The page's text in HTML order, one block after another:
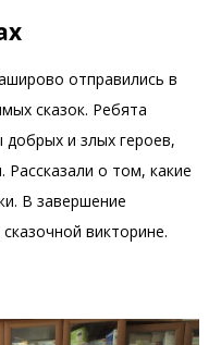
отправились в
сказок. Ребята
и злых героев,
Рассказали о том, какие
В завершение
викторине.